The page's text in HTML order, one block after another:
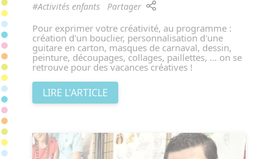
#Activités enfants Partager
Pour exprimer votre créativité, au programme :
création d'un bouclier, personnalisation d'une
guitare en carton, masques de carnaval, dessin,
peinture, découpages, collages, paillettes, ... on se
retrouve pour des vacances créatives !
LIRE L'ARTICLE